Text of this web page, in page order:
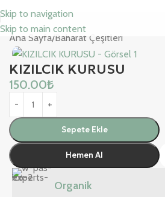
Skip to navigation
Skip to main content
Ana Sayfa/Baharat Çeşitleri
KIZILCIK KURUSU
150.00₺
Sepete Ekle
Hemen Al
Organik